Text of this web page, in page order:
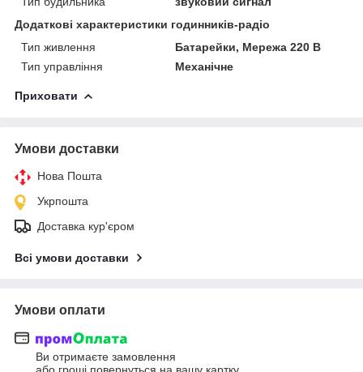
Додаткові характеристики годинників-радіо
Тип живлення
Батарейки, Мережа 220 В
Тип управління
Механічне
Приховати
Умови доставки
Нова Пошта
Укрпошта
Доставка кур'єром
Всі умови доставки
Умови оплати
Ви отримаєте замовлення